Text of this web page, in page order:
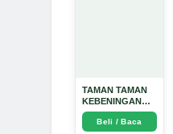
TAMAN TAMAN
KEBENINGAN
HATI - Arda
DinataBeli / Baca